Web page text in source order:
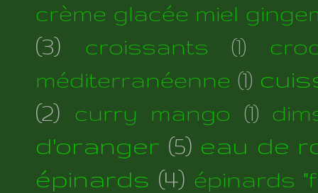
crème glacée miel
(3) croissants (1)
méditerranéenne (1)
(2)
curry mango (1)
d'oranger (5) eau de
épinards (4) épinards